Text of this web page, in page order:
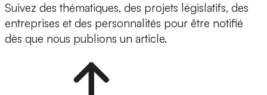
Suivez des thématiques, des projets législatifs, des
entreprises et des personnalités pour être notifié
dès que nous publions un article.